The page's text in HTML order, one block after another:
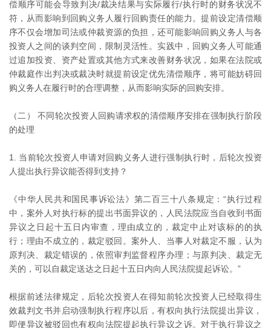
偿顺序可能会导致判决/裁决结果与实际履行/执行时的财务状况不
符，从而影响到回购义务人履行回购责任的能力。提前设定清偿顺
序不仅会增加司法或仲裁资源的负担，还可能影响回购义务人与各
投资人之间的谈判空间，限制灵活性。实践中，回购义务人可能通
过追加投资、资产处置或其他方式来改善财务状况，如果在法院或
仲裁庭作出判决或裁决时就提前设定优先清偿顺序，将可能妨碍回
购义务人在履行时的合理调整，从而影响实际的回购安排。
（二） 不同轮次投资人回购请求权的清偿顺序安排在强制执行阶段
的处理
1. 当前轮次投资人申请对回购义务人进行强制执行时，后轮次投资
人提出执行异议能否得到支持？
《中华人民共和国民事诉讼法》第二百三十八条规定：“执行过程
中，案外人对执行标的提出书面异议的，人民法院应当自收到书面
异议之日起十五日内审查，理由成立的，裁定中止对该标的的执
行；理由不成立的，裁定驳回。案外人、当事人对裁定不服，认为
原判决、裁定错误的，依照审判监督程序办理；与原判决、裁定无
关的，可以自裁定送达之日起十五日内向人民法院提起诉讼。”
根据前述法律规定，后轮次投资人在得知前轮次投资人已经取得生
效裁判文书并启动强制执行程序以后，有权向执行法院提出异议，
即便异议被驳回也有权向法院提起执行异议之诉。对于执行异议之